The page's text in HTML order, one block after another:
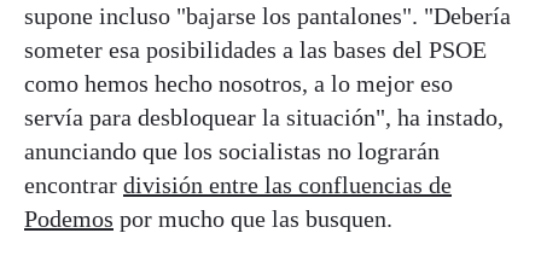
supone incluso "bajarse los pantalones". "Debería
someter esa posibilidades a las bases del PSOE
como hemos hecho nosotros, a lo mejor eso
servía para desbloquear la situación", ha instado,
anunciando que los socialistas no lograrán
encontrar división entre las confluencias de
Podemos por mucho que las busquen.